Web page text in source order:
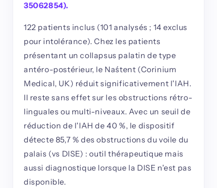
35062854).
122 patients inclus (101 analysés ; 14 exclus
pour intolérance). Chez les patients
présentant un collapsus palatin de type
antéro-postérieur, le Naśtent (Corinium
Medical, UK) réduit significativement l'IAH.
Il reste sans effet sur les obstructions rétro-
linguales ou multi-niveaux. Avec un seuil de
réduction de l'IAH de 40 %, le dispositif
détecte 85,7 % des obstructions du voile du
palais (vs DISE) : outil thérapeutique mais
aussi diagnostique lorsque la DISE n'est pas
disponible.